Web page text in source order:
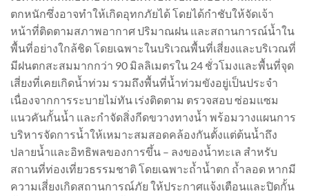
ตกหนักซึ่งอาจทำให้เกิดอุทกภัยได้ โดยได้กำชับให้จัดเจ้า
หน้าที่ติดตามสภาพอากาศ ปริมาณฝน และสถานการณ์น้ำใน
พื้นที่อย่างใกล้ชิด โดยเฉพาะในบริเวณพื้นที่เสี่ยงและบริเวณที่
มีฝนตกสะสมมากกว่า 90 มิลลิเมตรใน 24 ชั่วโมงและพื้นที่จุด
เสี่ยงที่เคยเกิดน้ำท่วม รวมถึงพื้นที่น้ำท่วมขังอยู่เป็นประจำ
เนื่องจากการระบายไม่ทัน เร่งติดตาม ตรวจสอบ ซ่อมแซม
แนวคันกั้นน้ำ และกำจัดสิ่งกีดขวางทางน้ำ พร้อมวางแผนการ
บริหารจัดการน้ำให้เหมาะสมสอดคล้องกันตั้งแต่ต้นน้ำถึง
ปลายน้ำและอิทธิพลของการขึ้น – ลงของน้ำทะเล สำหรับ
สถานที่ท่องเที่ยวธรรมชาติ โดยเฉพาะถ้ำน้ำตก ถ้ำลอด หากมี
ความเสี่ยงเกิดสถานการณ์ภัย ให้ประกาศแจ้งเตือนและปิดกั้น